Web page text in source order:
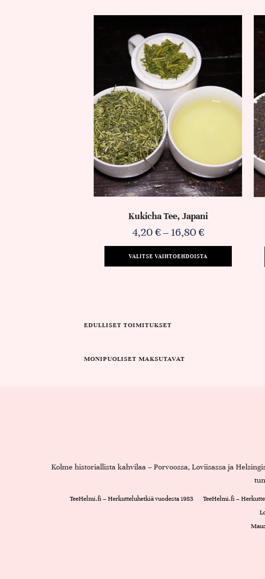
Kukicha Tee, Japani
4,20€ – 16,80€
VALITSE VAIHTOEHDOISTA
EDULLISET TOIMITUKSET
MONIPUOLISET MAKSUTAVAT
Kolme historiallista kahvilaa – Porvoossa, Loviisassa ja
TeeHelmi.fi – Herkutteluhetkiä vuodesta 1983 TeeHelmi.fi –